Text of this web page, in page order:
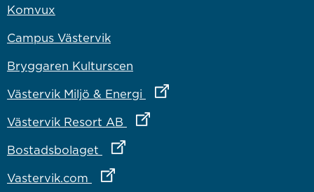
Komvux
Campus Västervik
Bryggaren Kulturscen
Västervik Miljö & Energi
Länk till annan webbplats
Västervik Resort AB Länk till annan webbplats
Bostadsbolaget Länk till annan webbplats
Vastervik.com Länk till annan webbplats